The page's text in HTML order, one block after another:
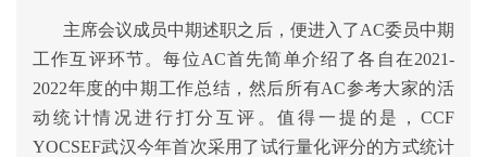
主席会议成员中期述职之后，便进入了AC委员中期
工作互评环节。每位AC首先简单介绍了各自在2021-
2022年度的中期工作总结，然后所有AC参考大家的活
动统计情况进行打分互评。值得一提的是，CCF
YOCSEF武汉今年首次采用了试行量化评分的方式统计